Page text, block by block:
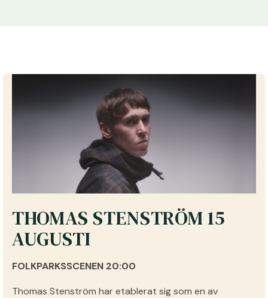
THOMAS STENSTRÖM 15
AUGUSTI
FOLKPARKSSCENEN 20:00
Thomas Stenström har etablerat sig som en av